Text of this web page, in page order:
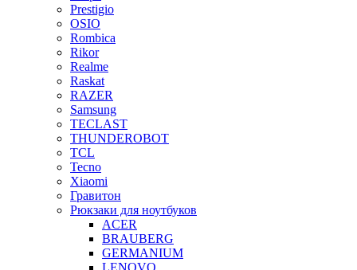
Prestigio
OSIO
Rombica
Rikor
Realme
Raskat
RAZER
Samsung
TECLAST
THUNDEROBOT
TCL
Tecno
Xiaomi
Гравитон
Рюкзаки для ноутбуков
ACER
BRAUBERG
GERMANIUM